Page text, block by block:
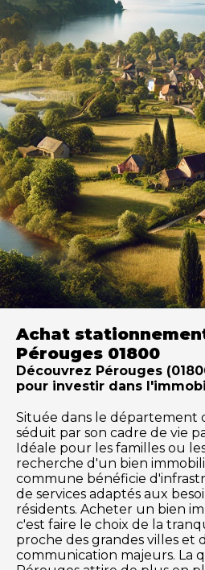
Achat
Pérouges 01800
Découvrez Pérouges
pour investir dans
Située dans le département
séduit par son cadre de vie
Idéale pour les familles ou
recherche d'un bien
commune bénéficie
de services adaptés aux
résidents. Acheter un bien
c'est faire le choix de la
proche des grandes villes et
communication majeurs. La